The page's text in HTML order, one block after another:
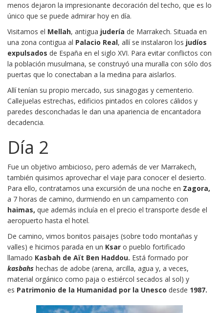
menos dejaron la impresionante decoración del techo, que es lo
único que se puede admirar hoy en día.
Visitamos el Mellah, antigua judería de Marrakech. Situada en
una zona contigua al Palacio Real, allí se instalaron los judíos
expulsados de España en el siglo XVI. Para evitar conflictos con
la población musulmana, se construyó una muralla con sólo dos
puertas que lo conectaban a la medina para aislarlos.
Allí tenían su propio mercado, sus sinagogas y cementerio.
Callejuelas estrechas, edificios pintados en colores cálidos y
paredes desconchadas le dan una apariencia de encantadora
decadencia.
Día 2
Fue un objetivo ambicioso, pero además de ver Marrakech,
también quisimos aprovechar el viaje para conocer el desierto.
Para ello, contratamos una excursión de una noche en Zagora,
a 7 horas de camino, durmiendo en un campamento con
haimas, que además incluía en el precio el transporte desde el
aeropuerto hasta el hotel.
De camino, vimos bonitos paisajes (sobre todo montañas y
valles) e hicimos parada en un Ksar o pueblo fortificado
llamado Kasbah de Aït Ben Haddou. Está formado por
kasbahs hechas de adobe (arena, arcilla, agua y, a veces,
material orgánico como paja o estiércol secados al sol) y
es Patrimonio de la Humanidad por la Unesco desde 1987.